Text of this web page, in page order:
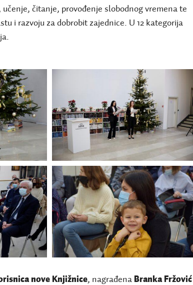
čitanje, provođenje slobodnog vremena te
i razvoju za dobrobit zajednice. U 12 kategorija
nove Knjižnice, nagrađena Branka Fržović